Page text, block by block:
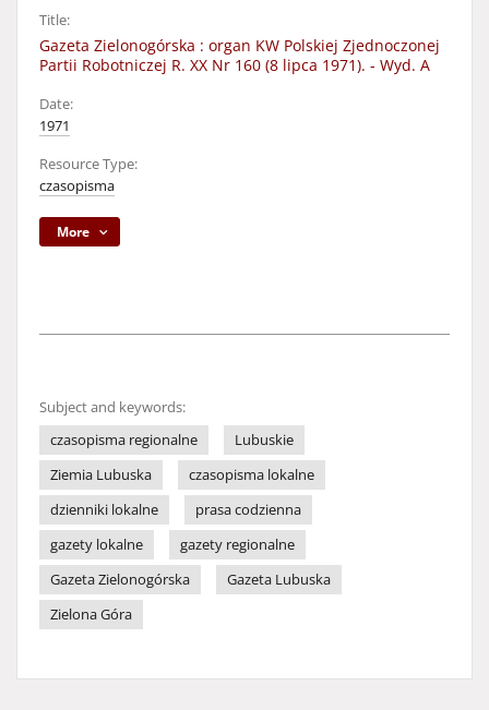
Title:
Gazeta Zielonogórska : organ KW Polskiej Zjednoczonej
Partii Robotniczej R. XX Nr 160 (8 lipca 1971). - Wyd. A
Date:
1971
Resource Type:
czasopisma
More
Subject and keywords:
czasopisma regionalne
Lubuskie
Ziemia Lubuska
czasopisma lokalne
dzienniki lokalne
prasa codzienna
gazety lokalne
gazety regionalne
Gazeta Zielonogórska
Gazeta Lubuska
Zielona Góra